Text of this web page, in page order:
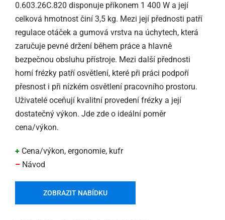
0.603.26C.820 disponuje příkonem 1 400 W a její
celková hmotnost činí 3,5 kg. Mezi její přednosti patří
regulace otáček a gumová vrstva na úchytech, která
zaručuje pevné držení během práce a hlavně
bezpečnou obsluhu přístroje. Mezi další přednosti
horní frézky patří osvětlení, které při práci podpoří
přesnost i při nízkém osvětlení pracovního prostoru.
Uživatelé oceňují kvalitní provedení frézky a její
dostatečný výkon. Jde zde o ideální poměr
cena/výkon.
+ Cena/výkon, ergonomie, kufr
– Návod
ZOBRAZIT NABÍDKU